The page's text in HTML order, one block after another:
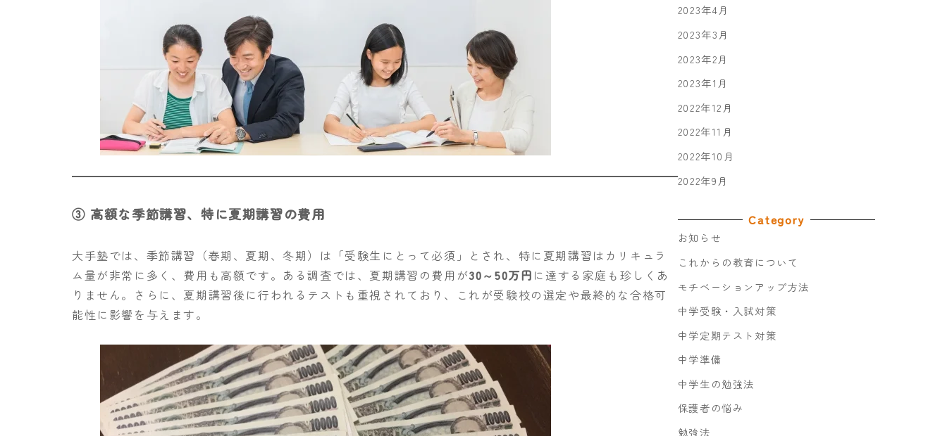
③ 高額な季節講習、特に夏期講習の費用
大手塾では、季節講習（春期、夏期、冬期）は「受験生にとって必須」とされ、特に夏期講習はカリキュラ
ム量が非常に多く、費用も高額です。ある調査では、夏期講習の費用が30～50万円 に達する家庭も珍しくあ
りません。さらに、夏期講習後に行われるテストも重視されており、これが受験校の選定や最終的な合格可
能性に影響を与えます。
2023年4月
2023年3月
2023年2月
2023年1月
2022年12月
2022年11月
2022年10月
2022年9月
Category
お知らせ
これからの教育について
モチベーションアップ方法
中学受験・入試対策
中学定期テスト対策
中学準備
中学生の勉強法
保護者の悩み
勉強法